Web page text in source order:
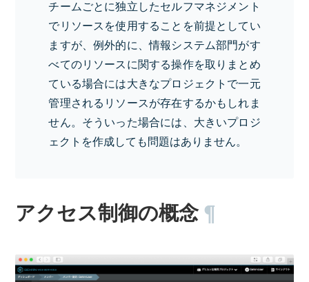
チームごとに独立したセルフマネジメント
でリソースを使用することを前提としてい
ますが、例外的に、情報システム部門がす
べてのリソースに関する操作を取りまとめ
ている場合には大きなプロジェクトで一元
管理されるリソースが存在するかもしれま
せん。そういった場合には、大きいプロジ
ェクトを作成しても問題はありません。
アクセス制御の概念¶